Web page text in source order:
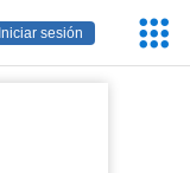
Iniciar sesión